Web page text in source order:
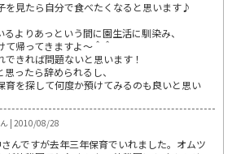
を見たら自分で食べたくなると思います♪
よりあっという間に園生活に馴染み、
帰ってきますよ～＾＾
できれば問題ないと思います！
ったら辞められるし、
育を探して何度か預けてみるのも良いと思い
| 2010/08/28
んですが去年三年保育でいれました。オムツ